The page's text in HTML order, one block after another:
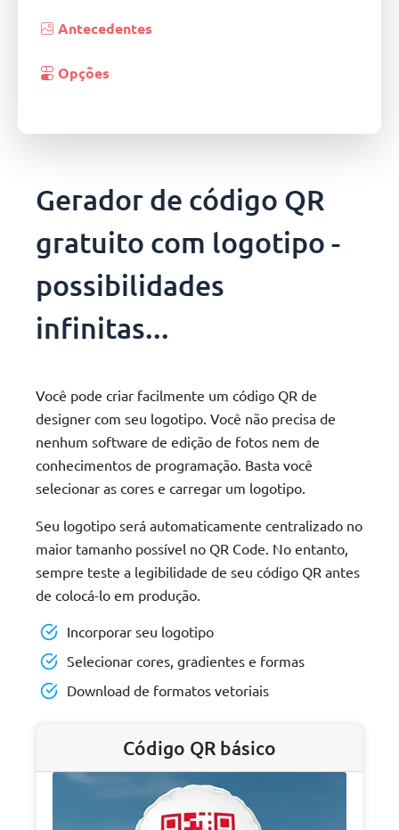
Antecedentes
Opções
Gerador de código QR
gratuito com logotipo -
possibilidades
infinitas...
Você pode criar facilmente um código QR de
designer com seu logotipo. Você não precisa de
nenhum software de edição de fotos nem de
conhecimentos de programação. Basta você
selecionar as cores e carregar um logotipo.
Seu logotipo será automaticamente centralizado no
maior tamanho possível no QR Code. No entanto,
sempre teste a legibilidade de seu código QR antes
de colocá-lo em produção.
Incorporar seu logotipo
Selecionar cores, gradientes e formas
Download de formatos vetoriais
Código QR básico